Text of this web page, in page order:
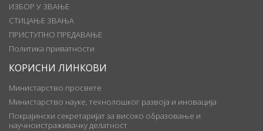
ИЗБОР У ЗВАЊЕ
СТИЦАЊЕ ЗВАЊА
ПРИСТУПНО ПРЕДАВАЊЕ
Политика приватности
КОРИСНИ ЛИНКОВИ
Министарство просвете
Министарство науке, технолошког развоја и иновација
Покрајински секретаријат за високо образовање и
научноистраживачку делатност